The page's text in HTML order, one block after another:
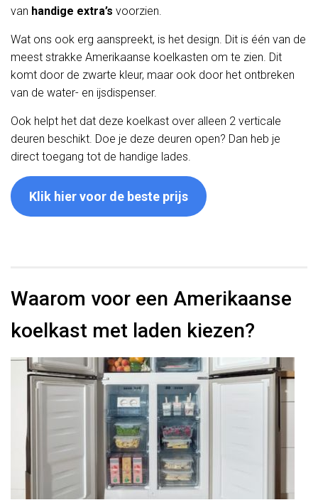
van handige extra’s voorzien.
Wat ons ook erg aanspreekt, is het design. Dit is één van de
meest strakke Amerikaanse koelkasten om te zien. Dit
komt door de zwarte kleur, maar ook door het ontbreken
van de water- en ijsdispenser.
Ook helpt het dat deze koelkast over alleen 2 verticale
deuren beschikt. Doe je deze deuren open? Dan heb je
direct toegang tot de handige lades.
Klik hier voor de beste prijs
Waarom voor een Amerikaanse
koelkast met laden kiezen?